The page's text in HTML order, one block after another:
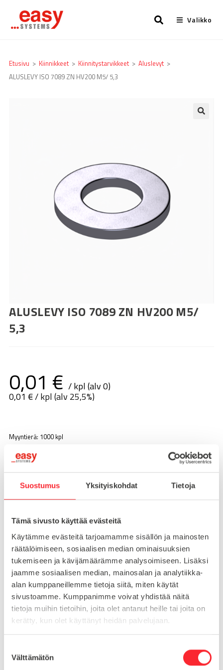
Suostumus Yksityiskohdat Tietoja
Tämä sivusto käyttää evästeitä
Käytämme evästeitä tarjoamamme sisällön ja mainosten
räätälöimiseen, sosiaalisen median ominaisuuksien
tukemiseen ja kävijämäärämme analysoimiseen. Lisäksi
jaamme sosiaalisen median, mainosalan ja analytiikka-
alan kumppaneillemme tietoja siitä, miten käytät
sivustoamme. Kumppanimme voivat yhdistää näitä
tietoja muihin tietoihin, joita olet antanut heille tai joita on
kerätty, kun olet käyttänyt heidän palvelujaan.
Välttämätön
Valikko
Etusivu > Kiinnikkeet > Kiinnitystarvikkeet > Aluslevyt >
ALUSLEVY ISO 7089 ZN HV200 M5/ 5,3
ALUSLEVY ISO 7089 ZN HV200 M5/
5,3
0,01 € / kpl (alv 0)
0,01 €/ kpl (alv 25,5%)
Myyntierä: 1000 kpl
- + LISÄÄ OSTOSKORIIN
Toimitusaika 7-10 arkipäivää
Pikatoimitus mahdollinen, kysy myynnistämme.
Toimituskulut 25€ kun lähetyksen pituus alle 1900mm.
Yli 1900mm toimitus 50€ ja yli 3000mm toimitus 150€
Tuotenumero 51495 961 200